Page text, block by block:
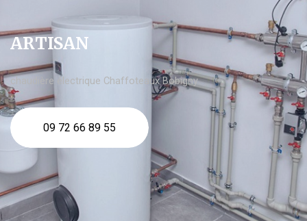
ARTISAN
chaudière électrique Chaffoteaux Bobigny
09 72 66 89 55